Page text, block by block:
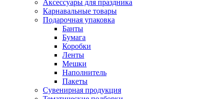
Аксессуары для праздника
Карнавальные товары
Подарочная упаковка
Банты
Бумага
Коробки
Ленты
Мешки
Наполнитель
Пакеты
Сувенирная продукция